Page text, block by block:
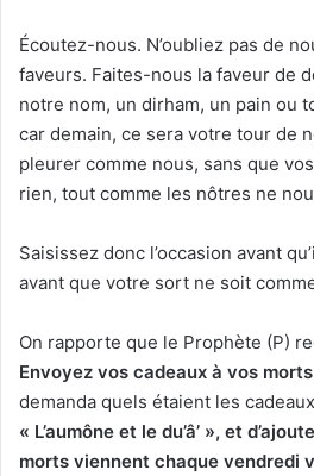
Écoutez-nous. N’oubliez pas de
faveurs. Faites-nous la faveur de
notre nom, un dirham, un pain ou
car demain, ce sera votre tour de
pleurer comme nous, sans que
rien, tout comme les nôtres ne
Saisissez donc l’occasion avant
avant que votre sort ne soit
On rapporte que le Prophète (P)
Envoyez vos cadeaux à vos
demanda quels étaient les
« L’aumône et le du’â’ », et
morts viennent chaque vendredi